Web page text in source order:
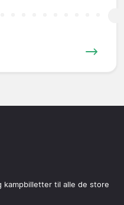
kampbilletter til alle de store